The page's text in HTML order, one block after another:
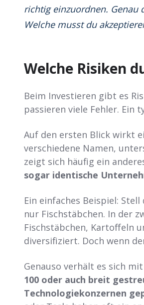
richtig einzuordnen. Genau
Welche musst du
Welche Risiken
Beim Investieren gibt es
passieren viele Fehler. Ein
Auf den ersten Blick wirkt
verschiedene Namen,
zeigt sich häufig ein
sogar identische
Ein einfaches Beispiel:
nur Fischstäbchen. In der
Fischstäbchen, Kartoffeln
diversifiziert. Doch wenn
Genauso verhält es sich
100 oder auch breit
Technologiekonzernen